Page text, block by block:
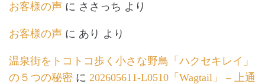
お客様の声 に ささっち より
お客様の声 に あり より
温泉街をトコトコ歩く小さな野鳥「ハクセキレイ」
の５つの秘密 に 202605611-L0510「Wagtail」 – 上通